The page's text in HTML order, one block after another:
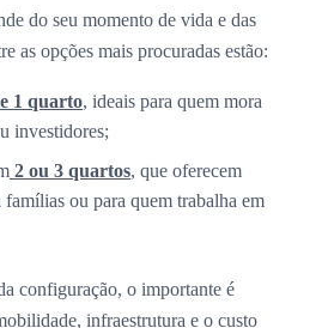
do seu momento de vida e das
as opções mais procuradas estão:
1 quarto, ideais para quem mora
investidores;
2 ou 3 quartos, que oferecem
famílias ou para quem trabalha em
configuração, o importante é
infraestrutura e o custo